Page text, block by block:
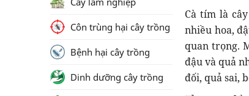
Cà tím là
nhiều hoa,
quan trọng.
đậu và quả
đối, quả sai,
Côn trùng hại cây trồng
Bệnh hại cây trồng
Dinh dưỡng cây trồng